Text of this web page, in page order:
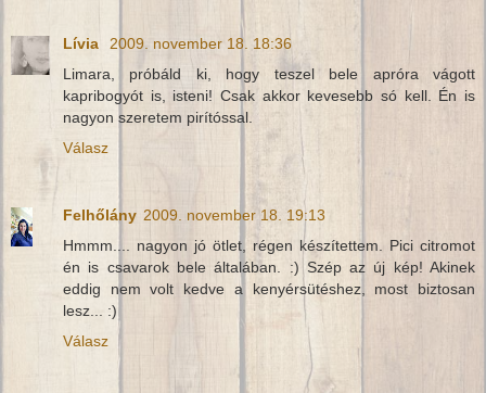
Lívia
2009. november 18. 18:36
Limara, próbáld ki, hogy teszel bele apróra vágott
kapribogyót is, isteni! Csak akkor kevesebb só kell. Én is
nagyon szeretem pirítóssal.
Válasz
Felhőlány 2009. november 18. 19:13
Hmmm.... nagyon jó ötlet, régen készítettem. Pici citromot
én is csavarok bele általában. :) Szép az új kép! Akinek
eddig nem volt kedve a kenyérsütéshez, most biztosan
lesz... :)
Válasz